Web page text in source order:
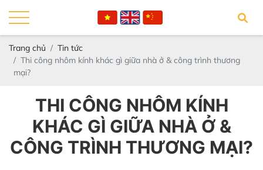
Trang chủ
Tin tức
Thi công nhôm kính khác gì giữa nhà ở & công trình thương
mại?
THI CÔNG NHÔM KÍNH
KHÁC GÌ GIỮA NHÀ Ở &
CÔNG TRÌNH THƯƠNG MẠI?